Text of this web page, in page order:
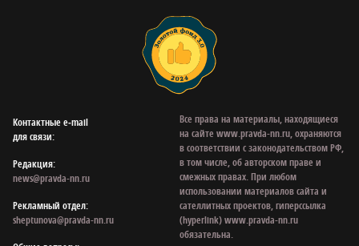
Контактные e‑mail
для связи:
Редакция:
news@pravda-nn.ru
Рекламный отдел:
sheptunova@pravda-nn.ru
Все права на материалы, находящиеся
на сайте www.pravda-nn.ru, охраняются
в соответствии с законодательством РФ,
в том числе, об авторском праве и
смежных правах. При любом
использовании материалов сайта и
сателлитных проектов, гиперссылка
(hyperlink) www.pravda-nn.ru
обязательна.